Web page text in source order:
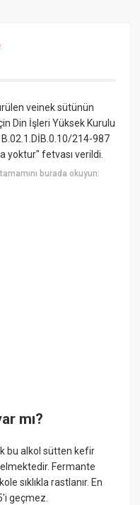
veinek sütünün
Din İşleri Yüksek Kurulu
214-987
yoktur" fetvası verildi.
burada okuyun:
mı?
bu alkol sütten kefir
Fermante
sıklıkla rastlanır. En
geçmez.